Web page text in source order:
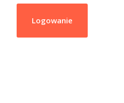
Logowanie